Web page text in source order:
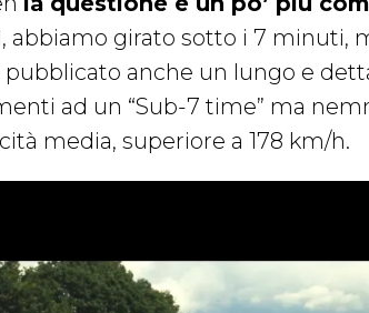
abbiamo girato sotto i 7 minuti,
pubblicato anche un lungo e
ad un “Sub-7 time” ma
media, superiore a 178 km/h.